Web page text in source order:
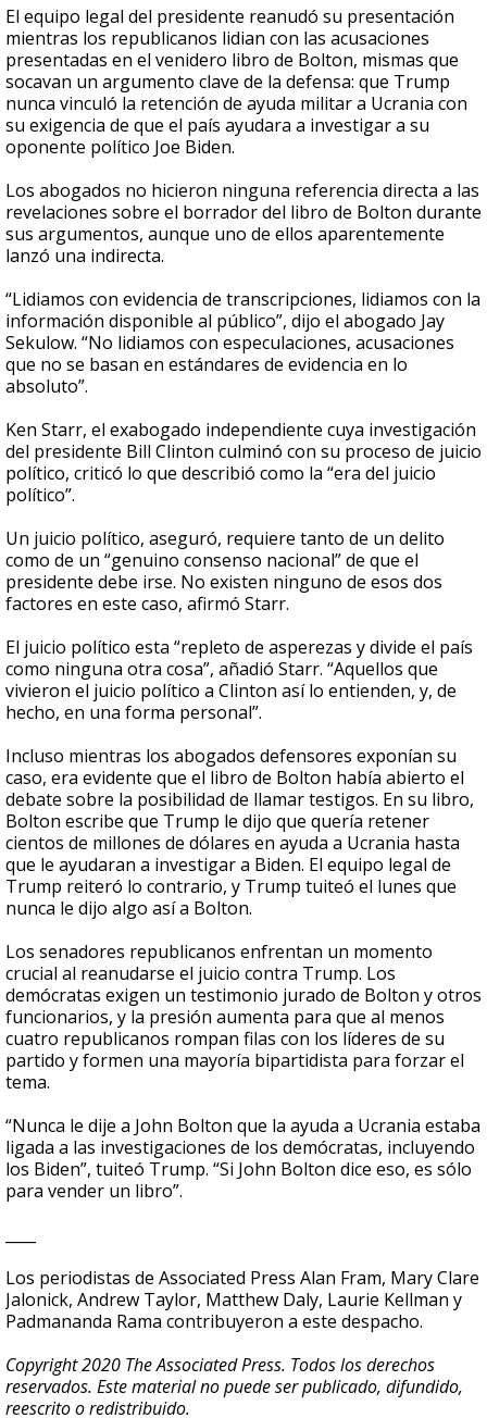
El equipo legal del presidente reanudó su presentación
mientras los republicanos lidian con las acusaciones
presentadas en el venidero libro de Bolton, mismas que
socavan un argumento clave de la defensa: que Trump
nunca vinculó la retención de ayuda militar a Ucrania con
su exigencia de que el país ayudara a investigar a su
oponente político Joe Biden.
Los abogados no hicieron ninguna referencia directa a las
revelaciones sobre el borrador del libro de Bolton durante
sus argumentos, aunque uno de ellos aparentemente
lanzó una indirecta.
“Lidiamos con evidencia de transcripciones, lidiamos con la
información disponible al público”, dijo el abogado Jay
Sekulow. “No lidiamos con especulaciones, acusaciones
que no se basan en estándares de evidencia en lo
absoluto”.
Ken Starr, el exabogado independiente cuya investigación
del presidente Bill Clinton culminó con su proceso de juicio
político, criticó lo que describió como la “era del juicio
político”.
Un juicio político, aseguró, requiere tanto de un delito
como de un “genuino consenso nacional” de que el
presidente debe irse. No existen ninguno de esos dos
factores en este caso, afirmó Starr.
El juicio político esta “repleto de asperezas y divide el país
como ninguna otra cosa”, añadió Starr. “Aquellos que
vivieron el juicio político a Clinton así lo entienden, y, de
hecho, en una forma personal”.
Incluso mientras los abogados defensores exponían su
caso, era evidente que el libro de Bolton había abierto el
debate sobre la posibilidad de llamar testigos. En su libro,
Bolton escribe que Trump le dijo que quería retener
cientos de millones de dólares en ayuda a Ucrania hasta
que le ayudaran a investigar a Biden. El equipo legal de
Trump reiteró lo contrario, y Trump tuiteó el lunes que
nunca le dijo algo así a Bolton.
Los senadores republicanos enfrentan un momento
crucial al reanudarse el juicio contra Trump. Los
demócratas exigen un testimonio jurado de Bolton y otros
funcionarios, y la presión aumenta para que al menos
cuatro republicanos rompan filas con los líderes de su
partido y formen una mayoría bipartidista para forzar el
tema.
“Nunca le dije a John Bolton que la ayuda a Ucrania estaba
ligada a las investigaciones de los demócratas, incluyendo
los Biden”, tuiteó Trump. “Si John Bolton dice eso, es sólo
para vender un libro”.
Los periodistas de Associated Press Alan Fram, Mary Clare
Jalonick, Andrew Taylor, Matthew Daly, Laurie Kellman y
Padmananda Rama contribuyeron a este despacho.
Copyright 2020 The Associated Press. Todos los derechos
reservados. Este material no puede ser publicado, difundido,
reescrito o redistribuido.